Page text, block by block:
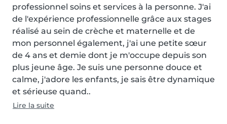
professionnel soins et services à la personne. J'ai
de l'expérience professionnelle grâce aux stages
réalisé au sein de crèche et maternelle et de
mon personnel également, j'ai une petite sœur
de 4 ans et demie dont je m'occupe depuis son
plus jeune âge. Je suis une personne douce et
calme, j'adore les enfants, je sais être dynamique
et sérieuse quand..
Lire la suite